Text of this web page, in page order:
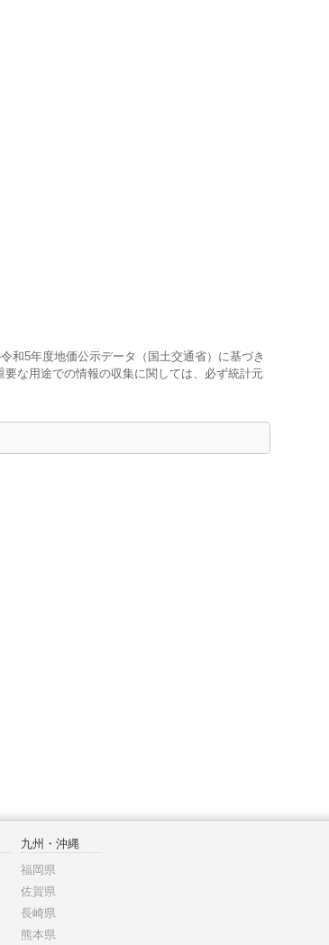
和5年度地価公示データ（国土交通省）に基づき
な用途での情報の収集に関しては、必ず統計元
九州・沖縄
福岡県
佐賀県
長崎県
熊本県